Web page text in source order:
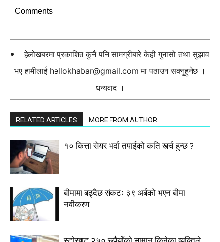
Comments
हेलोखबरमा प्रकाशित कुनै पनि सामग्रीबारे केही गुनासो तथा सुझाव
भए हामीलाई hellokhabar@gmail.com मा पठाउन सक्नुहुनेछ ।
धन्यवाद ।
RELATED ARTICLES MORE FROM AUTHOR
१० कित्ता सेयर भर्दा तपाईको कति खर्च हुन्छ ?
बीमामा बढ्दैछ संकटः ३९ अर्बको भएन बीमा
नवीकरण
स्टाेरबाट २५० रूपैयाँको सामान किनेका व्यक्तिले